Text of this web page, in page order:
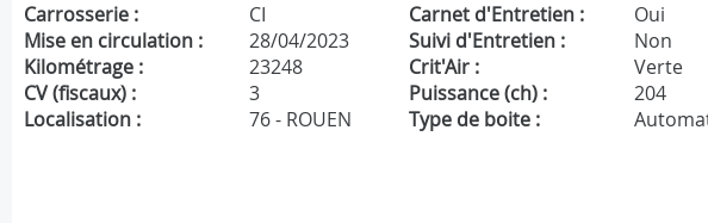
Carrosserie : CI Carnet d'Entretien : Oui
Mise en circulation :
28/04/2023 Suivi d'Entretien : Non
Kilométrage :
23248 Crit'Air : Verte
CV (fiscaux) :
3 Puissance (ch) : 204
Localisation :
76 - ROUEN Type de boite :